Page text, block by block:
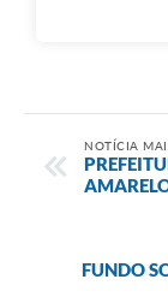
NOTÍCIA
FUNDO